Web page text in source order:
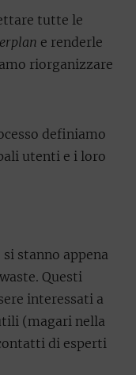
tutte le
e renderle
riorganizzare
definiamo
utenti e i loro
stanno appena
Questi
interessati a
(magari nella
di esperti